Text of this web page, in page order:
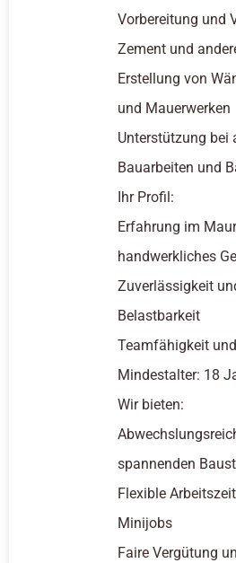
Vorbereitung und
Zement und
Erstellung von
und Mauerwerken
Unterstützung bei
Bauarbeiten und
Ihr Profil:
Erfahrung im
handwerkliches
Zuverlässigkeit
Belastbarkeit
Teamfähigkeit
Mindestalter: 18
Wir bieten:
spannenden
Flexible
Minijobs
Faire Vergütung